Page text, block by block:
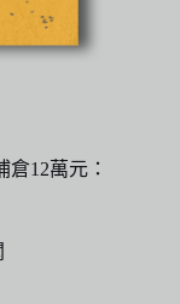
倉12萬元：